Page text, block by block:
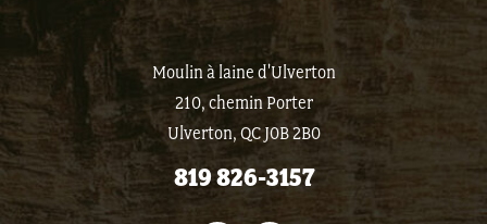
Moulin à laine d'Ulverton
210, chemin Porter
Ulverton, QC J0B 2B0
819 826-3157